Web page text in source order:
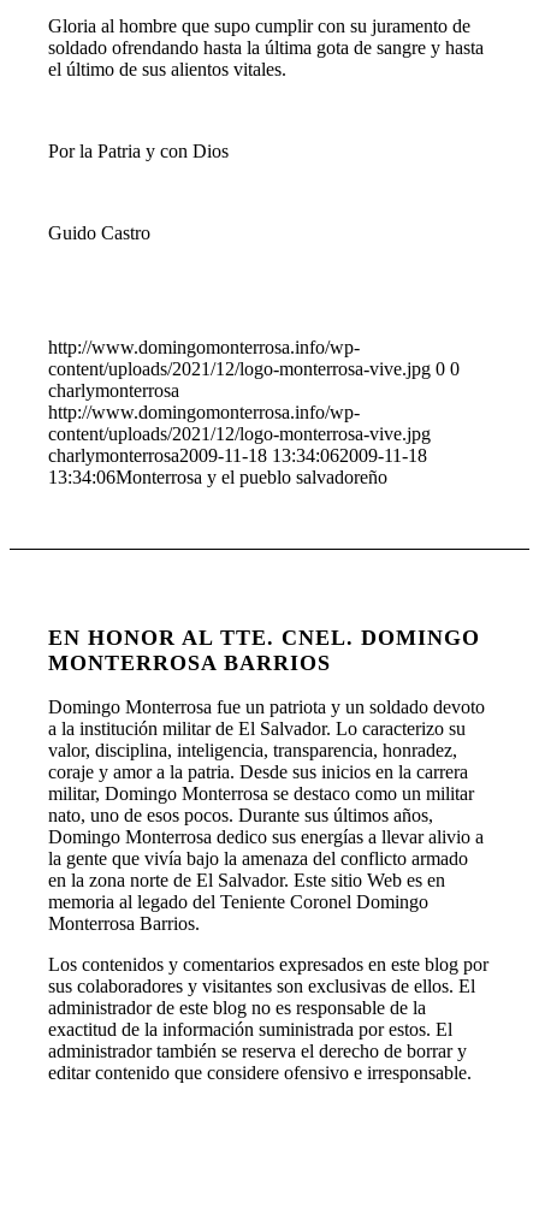
Gloria al hombre que supo cumplir con su juramento de
soldado ofrendando hasta la última gota de sangre y hasta
el último de sus alientos vitales.
Por la Patria y con Dios
Guido Castro
http://www.domingomonterrosa.info/wp-
content/uploads/2021/12/logo-monterrosa-vive.jpg 0 0
charlymonterrosa
http://www.domingomonterrosa.info/wp-
content/uploads/2021/12/logo-monterrosa-vive.jpg
charlymonterrosa2009-11-18 13:34:062009-11-18
13:34:06Monterrosa y el pueblo salvadoreño
EN HONOR AL TTE. CNEL. DOMINGO
MONTERROSA BARRIOS
Domingo Monterrosa fue un patriota y un soldado devoto
a la institución militar de El Salvador. Lo caracterizo su
valor, disciplina, inteligencia, transparencia, honradez,
coraje y amor a la patria. Desde sus inicios en la carrera
militar, Domingo Monterrosa se destaco como un militar
nato, uno de esos pocos. Durante sus últimos años,
Domingo Monterrosa dedico sus energías a llevar alivio a
la gente que vivía bajo la amenaza del conflicto armado
en la zona norte de El Salvador. Este sitio Web es en
memoria al legado del Teniente Coronel Domingo
Monterrosa Barrios.
Los contenidos y comentarios expresados en este blog por
sus colaboradores y visitantes son exclusivas de ellos. El
administrador de este blog no es responsable de la
exactitud de la información suministrada por estos. El
administrador también se reserva el derecho de borrar y
editar contenido que considere ofensivo e irresponsable.